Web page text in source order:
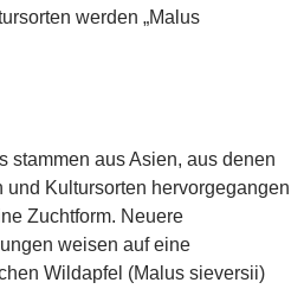
werden „Malus
stammen aus Asien, aus denen
Kultursorten hervorgegangen
Zuchtform. Neuere
weisen auf eine
Wildapfel (Malus sieversii)